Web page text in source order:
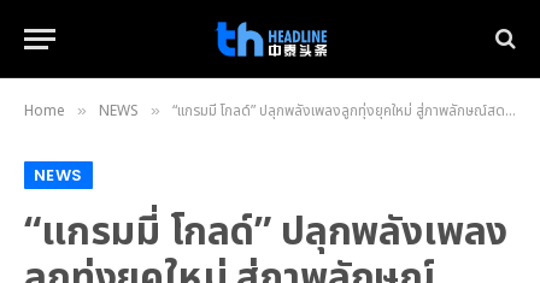
Home » NEWS » “แกรมมี่ โกลด์” ปลุกพลังเพลงลูกทุ่งยุคใหม่ สู่ภาพลักษณ์สดใส ครองใจ Gen Z ด้วยพลังดิจิทัลและศิลปินรุ่นใหม่
NEWS
“แกรมมี่ โกลด์” ปลุกพลังเพลง